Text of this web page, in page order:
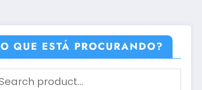
O QUE ESTÁ PROCURANDO?